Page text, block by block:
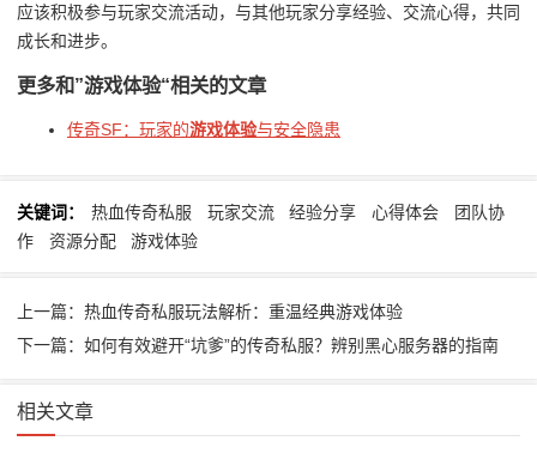
应该积极参与玩家交流活动，与其他玩家分享经验、交流心得，共同
成长和进步。
更多和”游戏体验“相关的文章
传奇SF：玩家的游戏体验与安全隐患
关键词： 热血传奇私服 玩家交流 经验分享 心得体会
团队协
作
资源分配 游戏体验
上一篇：热血传奇私服玩法解析：重温经典游戏体验
下一篇：如何有效避开“坑爹”的传奇私服？辨别黑心服务器的指南
相关文章